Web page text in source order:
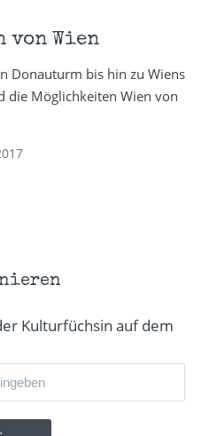
von Wien
Donauturm bis hin zu Wiens
die Möglichkeiten Wien von
Kulturfüchsin auf dem